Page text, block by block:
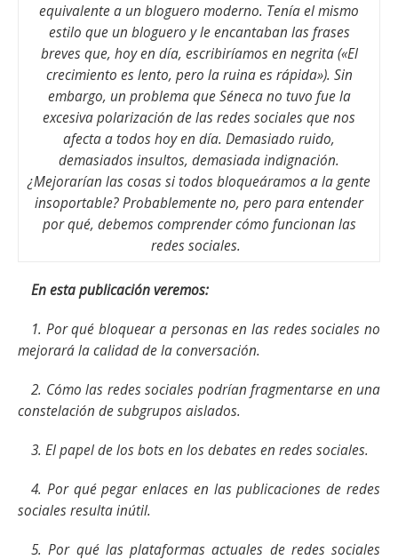
equivalente a un bloguero moderno. Tenía el mismo
estilo que un bloguero y le encantaban las frases
breves que, hoy en día, escribiríamos en negrita («El
crecimiento es lento, pero la ruina es rápida»). Sin
embargo, un problema que Séneca no tuvo fue la
excesiva polarización de las redes sociales que nos
afecta a todos hoy en día. Demasiado ruido,
demasiados insultos, demasiada indignación.
¿Mejorarían las cosas si todos bloqueáramos a la gente
insoportable? Probablemente no, pero para entender
por qué, debemos comprender cómo funcionan las
redes sociales.
En esta publicación veremos:
1. Por qué bloquear a personas en las redes sociales no
mejorará la calidad de la conversación.
2. Cómo las redes sociales podrían fragmentarse en una
constelación de subgrupos aislados.
3. El papel de los bots en los debates en redes sociales.
4. Por qué pegar enlaces en las publicaciones de redes
sociales resulta inútil.
5. Por qué las plataformas actuales de redes sociales